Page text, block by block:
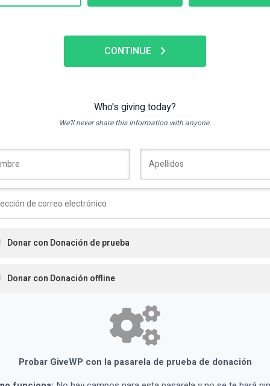
CONTINUE
Who's giving today?
We’ll never share this information with anyone.
Donar con Donación de prueba
Donar con Donación offline
Probar GiveWP con la pasarela de prueba de donación